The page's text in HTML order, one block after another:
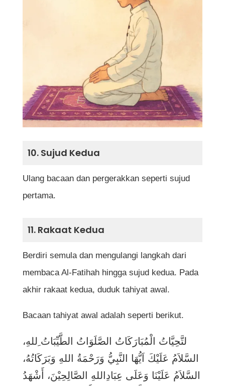
10. Sujud Kedua
Ulang bacaan dan pergerakkan seperti sujud
pertama.
11. Rakaat Kedua
Berdiri semula dan mengulangi langkah dari
membaca Al-Fatihah hingga sujud kedua. Pada
akhir rakaat kedua, duduk tahiyat awal.
Bacaan tahiyat awal adalah seperti berikut.
لتَّحِيَّاتُ الْمُبَارَكَاتُ الصَّلَوَاتُ الطَّيِّبَاتُ ِللهِ،
السَّلاَمُ عَلَيْكَ اَيُّهَا النَّبِيُّ وَرَحْمَةُ اللهِ وَبَرَكَاتُهُ،
السَّلاَمُ عَلَيْنَا وَعَلَى عِبَادِاللهِ الصَّالِحِيْنَ، أَشْهَدُ